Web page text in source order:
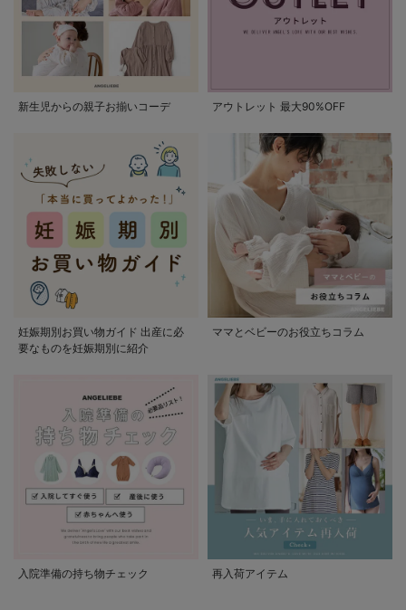
新生児からの親子お揃いコーデ アウトレット 最大90%OFF
妊娠期別お買い物ガイド 出産に必
要なものを妊娠期別に紹介
ママとベビーのお役立ちコラム
入院準備の持ち物チェック 再入荷アイテム